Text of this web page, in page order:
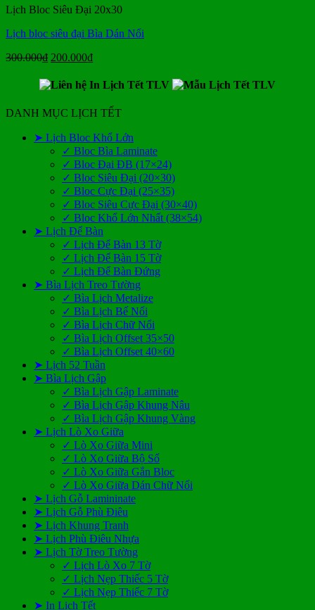
24.000₫.
Lịch Bloc Siêu Đại 20x30
Lịch bloc siêu đại Bìa Dán Nổi
300.000₫ Giá
là:
300.000₫.
200.000₫Giá
tại
200.000₫.
DANH MỤC LỊCH TẾT
➤ Lịch Bloc Khổ Lớn
✓ Bloc Bìa Laminate
✓ Bloc Đại ĐB (17×24)
✓ Bloc Siêu Đại (20×30)
✓ Bloc Cực Đại (25×35)
✓ Bloc Siêu Cực Đại (30×40)
✓ Bloc Khổ Lớn Nhất (38×54)
➤ Lịch Để Bàn
✓ Lịch Để Bàn 13 Tờ
✓ Lịch Để Bàn 15 Tờ
✓ Lịch Để Bàn Đứng
➤ Bìa Lịch Treo Tường
✓ Bìa Lịch Metalize
✓ Bìa Lịch Bế Nổi
✓ Bìa Lịch Chữ Nổi
✓ Bìa Lịch Offset 35×50
✓ Bìa Lịch Offset 40×60
➤ Lịch 52 Tuần
➤ Bìa Lịch Gập
✓ Bìa Lịch Gập Laminate
✓ Bìa Lịch Gập Khung Nâu
✓ Bìa Lịch Gập Khung Vàng
➤ Lịch Lò Xo Giữa
✓ Lò Xo Giữa Mini
✓ Lò Xo Giữa Bộ Số
✓ Lò Xo Giữa Gắn Bloc
✓ Lò Xo Giữa Dán Chữ Nổi
➤ Lịch Gỗ Lamininate
➤ Lịch Gỗ Phù Điêu
➤ Lịch Khung Tranh
➤ Lịch Phù Điêu Nhựa
➤ Lịch Tờ Treo Tường
✓ Lịch Lò Xo 7 Tờ
✓ Lịch Nẹp Thiếc 5 Tờ
✓ Lịch Nẹp Thiếc 7 Tờ
➤ In Lịch Tết